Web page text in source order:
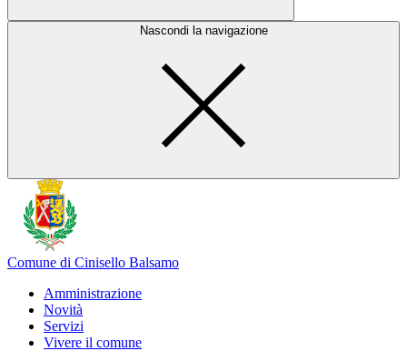
Nascondi la navigazione
Comune di Cinisello Balsamo
Amministrazione
Novità
Servizi
Vivere il comune